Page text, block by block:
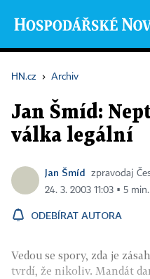
HN.cz › Archiv
Jan Šmíd:
válka legální
Jan Šmíd
zpravodaj
24. 3. 2003 11:03 ▪ 5
ODEBÍRAT AUTORA
Vedou se spory, zda je
tvrdí, že nikoliv. Mandát